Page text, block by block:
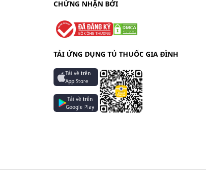
ở liều
hủy
CHỨNG NHẬN BỞI
TẢI ỨNG DỤNG TỦ THUỐC GIA ĐÌNH
Tải về trên
App Store
Tải về trên
Google Play